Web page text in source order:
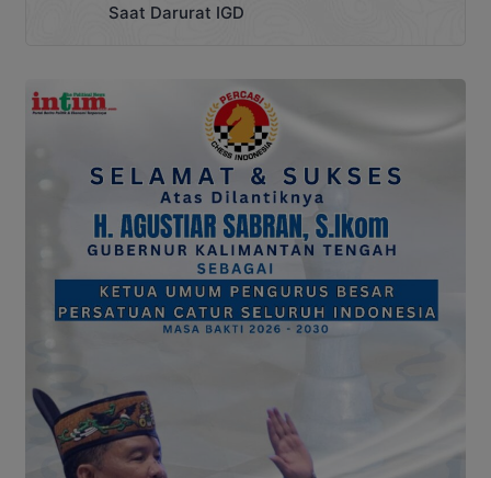
Saat Darurat IGD